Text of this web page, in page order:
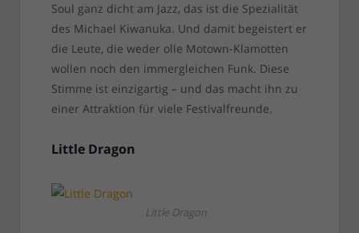
Soul ganz dicht am Jazz, das ist die Spezialität
des Michael Kiwanuka. Und damit begeistert er
die Leute, die weder olle Motown-Klamotten
wollen noch den immergleichen Funk. Diese
Stimme ist einzigartig – und das macht ihn zu
einer Attraktion für viele Festivalfreunde.
Little Dragon
Little Dragon